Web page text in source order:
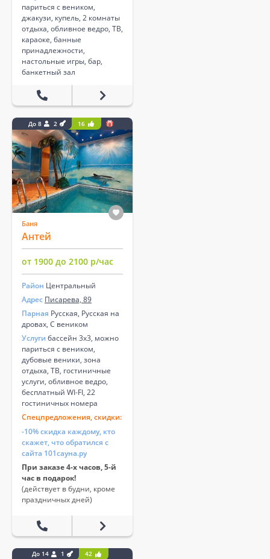
париться с веником,
джакузи, купель, 2 комнаты
отдыха, обливное ведро, ТВ,
караоке, банные
принадлежности,
настольные игры, бар,
банкетный зал
До 8 2 16
Баня
Антей
от 1900 до 2100 р/час
Район Центральный
Адрес Писарева, 89
Парная Русская, Русская на
дровах, С веником
Услуги бассейн 3х3, можно
париться с веником,
дубовые веники, зона
отдыха, ТВ, гостиничные
услуги, обливное ведро,
бесплатный WI-FI, 22
гостиничных номера
Спецпредложения, скидки:
-10% скидка каждому, кто
скажет, что обратился с
сайта 101сауна.ру
При заказе 4-х часов, 5-й
час в подарок!
(действует в будни, кроме
праздничных дней)
До 14 1 42